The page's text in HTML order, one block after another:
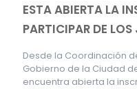
ESTA ABIERTA LA
PARTICIPAR DE
Desde la Coordinación
Gobierno de la Ciudad
encuentra abierta la